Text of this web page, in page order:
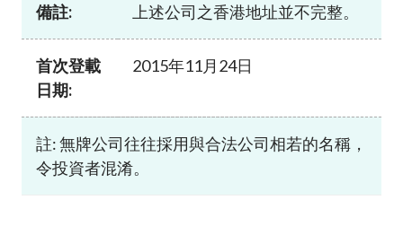
備註: 上述公司之香港地址並不完整。
首次登載
日期:
2015年11月24日
註: 無牌公司往往採用與合法公司相若的名稱，
令投資者混淆。